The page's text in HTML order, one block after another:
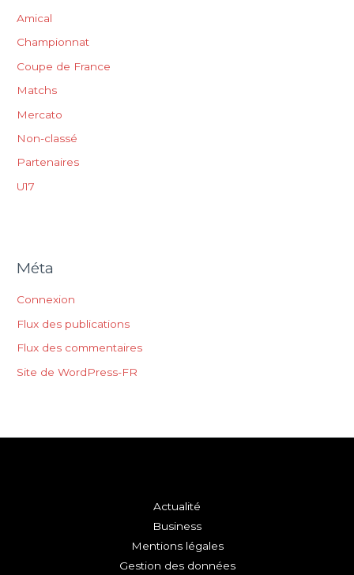
Amical
Championnat
Coupe de France
Matchs
Mercato
Non-classé
Partenaires
U17
Méta
Connexion
Flux des publications
Flux des commentaires
Site de WordPress-FR
Actualité
Business
Mentions légales
Gestion des données